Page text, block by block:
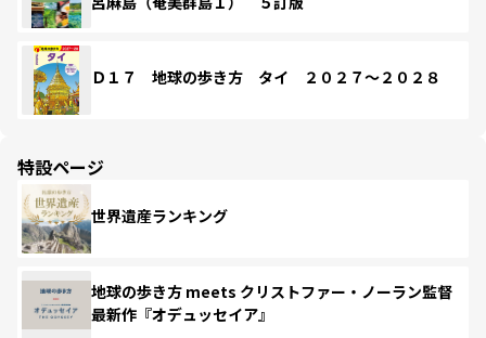
Ｄ１７ 地球の歩き方 タイ ２０２７～２０２８
特設ページ
世界遺産ランキング
地球の歩き方 meets クリストファー・ノーラン監督
最新作『オデュッセイア』